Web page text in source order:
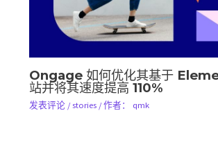
Ongage 如何优化其基于
站并将其速度提高 110%
发表评论 /stories/ 作者： qmk